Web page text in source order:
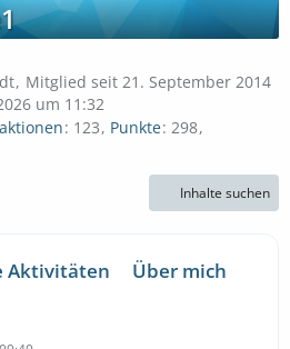
Mitglied seit 21. September 2014
um 11:32
123 Punkte 298
Inhalte suchen
Aktivitäten Über mich